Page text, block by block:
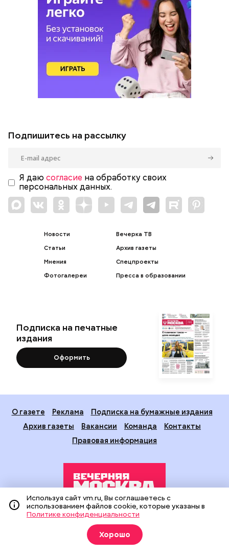
Подпишитесь на рассылку
Я даю согласие на обработку своих
персональных данных.
Новости
Статьи
Мнения
Фотогалереи
Вечерка ТВ
Архив газеты
Спецпроекты
Пресса в образовании
Подписка на печатные
издания
Оформить
О газете Реклама
Подписка на бумажные издания
Архив газеты
Вакансии Команда
Контакты
Правовая информация
Издание создано при финансовой поддержке Департамента
средств массовой информации и рекламы города Москвы.
На сайте применяются рекомендательные технологии
(информационные технологии предоставления информации
Используя сайт vm.ru, Вы соглашаетесь с
использованием файлов cookie, которые указаны в
Политике конфиденциальности
Хорошо